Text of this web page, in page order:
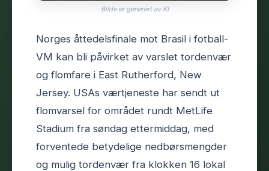
Bilde er generert av KI
Norges åttedelsfinale mot Brasil i fotball-
VM kan bli påvirket av varslet tordenvær
og flomfare i East Rutherford, New
Jersey. USAs værtjeneste har sendt ut
flomvarsel for området rundt MetLife
Stadium fra søndag ettermiddag, med
forventede betydelige nedbørsmengder
og mulig tordenvær fra klokken 16 lokal